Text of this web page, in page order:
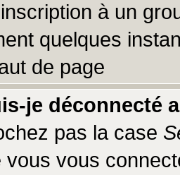
à un
quelques
de page
je déconnecté
pas la case
vous vous